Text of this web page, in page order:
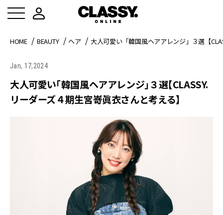
HOME BEAUTY ヘア 大人可愛い「韓国風ヘアアレンジ」３選【
Jan, 17,2024
大人可愛い「韓国風ヘアアレンジ」３選【CLASSY.
リーダーズ４期生宮嵜眞衣さんと考える】